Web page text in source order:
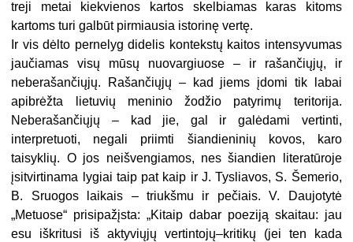
treji metai kiekvienos kartos skelbiamas karas kitoms
kartoms turi galbūt pirmiausia istorinę vertę.
Ir vis dėlto pernelyg didelis kontekstų kaitos intensyvumas
jaučiamas visų mūsų nuovargiuose – ir rašančiųjų, ir
neberašančiųjų. Rašančiųjų – kad jiems įdomi tik labai
apibrėžta lietuvių meninio žodžio patyrimų teritorija.
Neberašančiųjų – kad jie, gal ir galėdami vertinti,
interpretuoti, negali priimti šiandieninių kovos, karo
taisyklių. O jos neišvengiamos, nes šiandien literatūroje
įsitvirtinama lygiai taip pat kaip ir J. Tysliavos, S. Šemerio,
B. Sruogos laikais – triukšmu ir pečiais. V. Daujotytė
„Metuose“ prisipažįsta: „Kitaip dabar poeziją skaitau: jau
esu iškritusi iš aktyviųjų vertintojų–kritikų (jei ten kada